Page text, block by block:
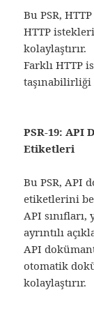
Bu PSR,
HTTP
kolaylaştırır.
Farklı HTTP
taşınabilirliği
PSR-19: API
Etiketleri
Bu PSR, API
etiketlerini
API
ayrıntılı
API
otomatik
kolaylaştırır.